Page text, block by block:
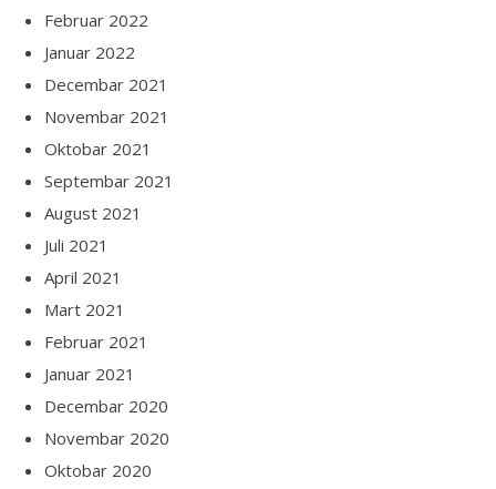
Februar 2022
Januar 2022
Decembar 2021
Novembar 2021
Oktobar 2021
Septembar 2021
August 2021
Juli 2021
April 2021
Mart 2021
Februar 2021
Januar 2021
Decembar 2020
Novembar 2020
Oktobar 2020